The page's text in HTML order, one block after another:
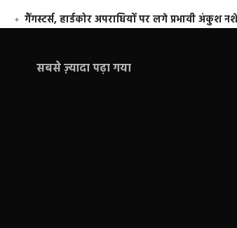
गैंगस्टर्स, हार्डकोर अपराधियों पर लगे प्रभावी अंकुश
सबसे ज़्यादा पढ़ा गया